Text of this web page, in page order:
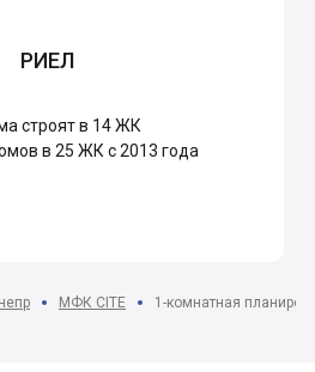
РИЕЛ
строят в 14 ЖК
в 25 ЖК с 2013 года
МФК CITE 1-комнатная